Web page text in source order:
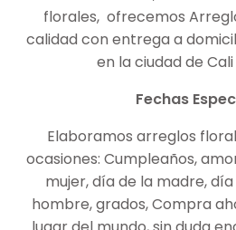
florales, ofrecemos
calidad con entrega a
en la ciudad de
Fechas
Elaboramos arreglos
ocasiones: Cumpleaños,
mujer, día de la madre,
hombre, grados, Compra